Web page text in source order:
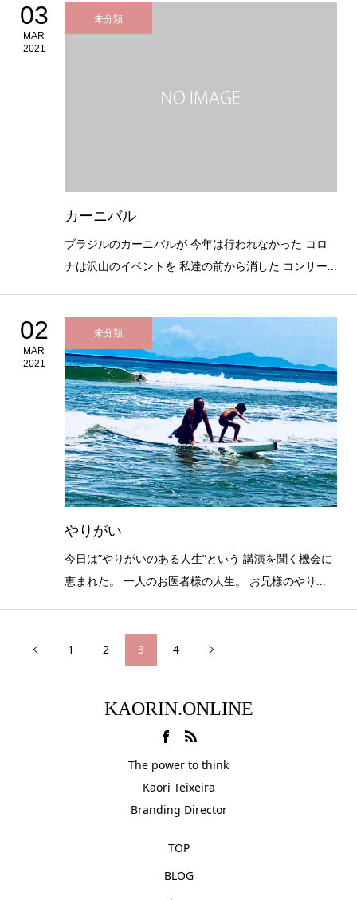
03
MAR
2021
未分類
カーニバル
ブラジルのカーニバルが 今年は行われなかった コロ
ナは沢山のイベントを 私達の前から消した コンサー...
02
MAR
2021
未分類
やりがい
今日は”やりがいのある人生”という 講演を聞く機会に
恵まれた。 一人のお医者様の人生。 お兄様のやり...
 1 2 3 4 
KAORIN.ONLINE
The power to think
Kaori Teixeira
Branding Director
TOP
BLOG